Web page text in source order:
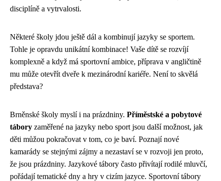
disciplíně a vytrvalosti.
Některé školy jdou ještě dál a kombinují jazyky se sportem.
Tohle je opravdu unikátní kombinace! Vaše dítě se rozvíjí
komplexně a když má sportovní ambice, příprava v angličtině
mu může otevřít dveře k mezinárodní kariéře. Není to skvělá
představa?
Brněnské školy myslí i na prázdniny. Příměstské a pobytové
tábory zaměřené na jazyky nebo sport jsou další možnost, jak
děti můžou pokračovat v tom, co je baví. Poznají nové
kamarády se stejnými zájmy a nezastaví se v rozvoji jen proto,
že jsou prázdniny. Jazykové tábory často přivítají rodilé mluvčí,
pořádají tematické dny a hry v cizím jazyce. Sportovní tábory